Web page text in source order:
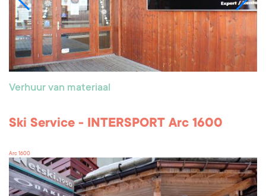
Verhuur van materiaal
Ski Service - INTERSPORT Arc 1600
Arc 1600